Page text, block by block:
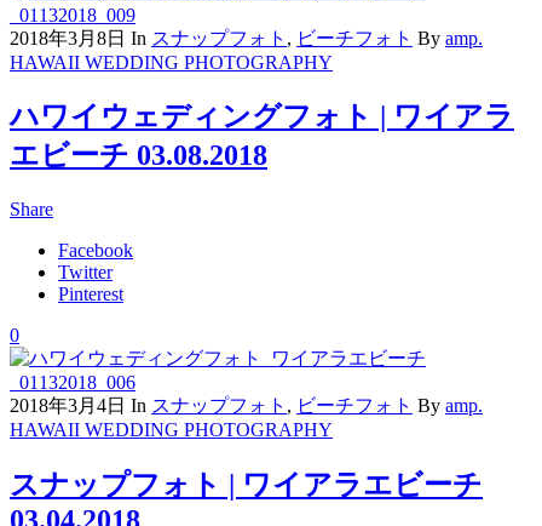
2018年3月8日 In スナップフォト , ビーチフォト By amp.
HAWAII WEDDING PHOTOGRAPHY
ハワイウェディングフォト | ワイアラ
エビーチ 03.08.2018
Share
Facebook
Twitter
Pinterest
0
2018年3月4日 In スナップフォト , ビーチフォト By amp.
HAWAII WEDDING PHOTOGRAPHY
スナップフォト | ワイアラエビーチ